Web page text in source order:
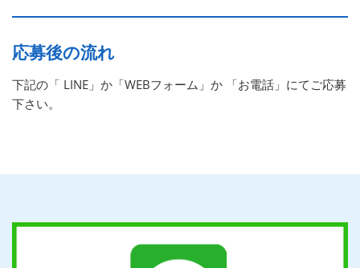
応募後の流れ
下記の「 LINE」か「WEBフォーム」か 「お電話」にてご応募
下さい。